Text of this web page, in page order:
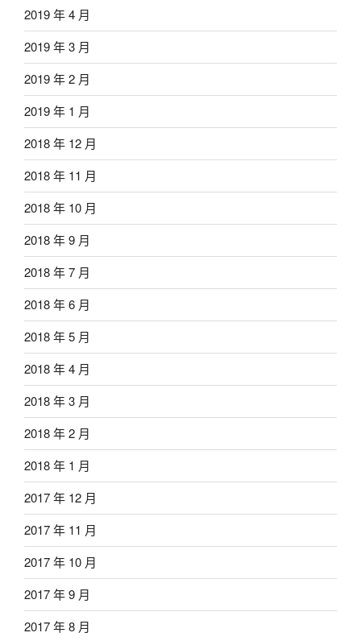
2019 年 4 月
2019 年 3 月
2019 年 2 月
2019 年 1 月
2018 年 12 月
2018 年 11 月
2018 年 10 月
2018 年 9 月
2018 年 7 月
2018 年 6 月
2018 年 5 月
2018 年 4 月
2018 年 3 月
2018 年 2 月
2018 年 1 月
2017 年 12 月
2017 年 11 月
2017 年 10 月
2017 年 9 月
2017 年 8 月